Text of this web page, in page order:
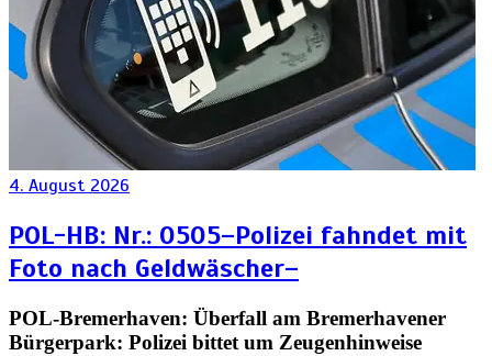
4. August 2026
POL-HB: Nr.: 0505–Polizei fahndet mit
Foto nach Geldwäscher–
POL-Bremerhaven: Überfall am Bremerhavener
Bürgerpark: Polizei bittet um Zeugenhinweise